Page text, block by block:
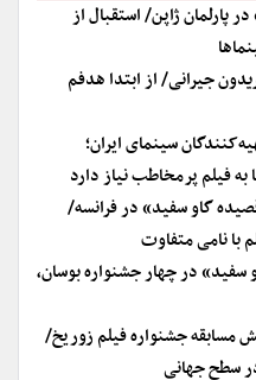
پارلمان ژاپن/ استقبال از
جیرانی/ از ابتدا هدفم
سینمای ایران؛
فیلم پرمخاطب نیاز دارد
گاو سفید» در فرانسه/
با نامی متفاوت
در چهار جشنواره‌ بوسان،
جشنواره فیلم زوریخ/
سطح جهانی